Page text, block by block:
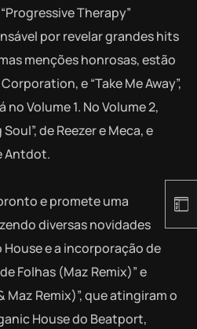
Therapy”
por revelar grandes hits
menções honrosas, estão
e “Take Me Away”,
Volume 1. No Volume 2,
de Reezer e Meca, e
Antdot.
e promete uma
diversas novidades
e a incorporação de
Folhas (Maz Remix)” e
Maz Remix)”, que atingiram o
House do Beatport,